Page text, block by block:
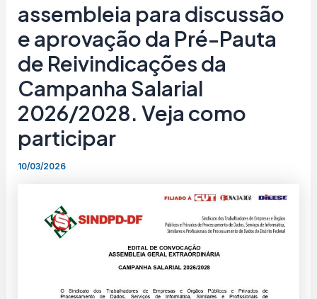
assembleia para discussão
e aprovação da Pré-Pauta
de Reivindicações da
Campanha Salarial
2026/2028. Veja como
participar
10/03/2026